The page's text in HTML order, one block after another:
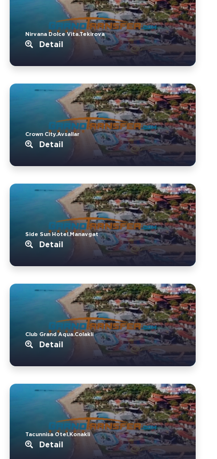
Nirvana Dolce Vita.Tekirova
Detail
Crown City.Avsallar
Detail
Side Sun Hotel.Manavgat
Detail
Club Grand Aqua.Colakli
Detail
Tacunnisa Otel.Konakli
Detail